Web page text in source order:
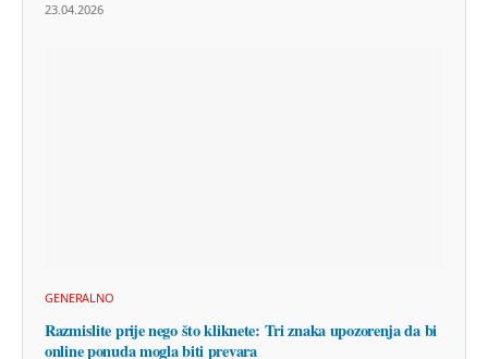
23.04.2026
GENERALNO
Razmislite prije nego što kliknete: Tri znaka upozorenja da bi
online ponuda mogla biti prevara